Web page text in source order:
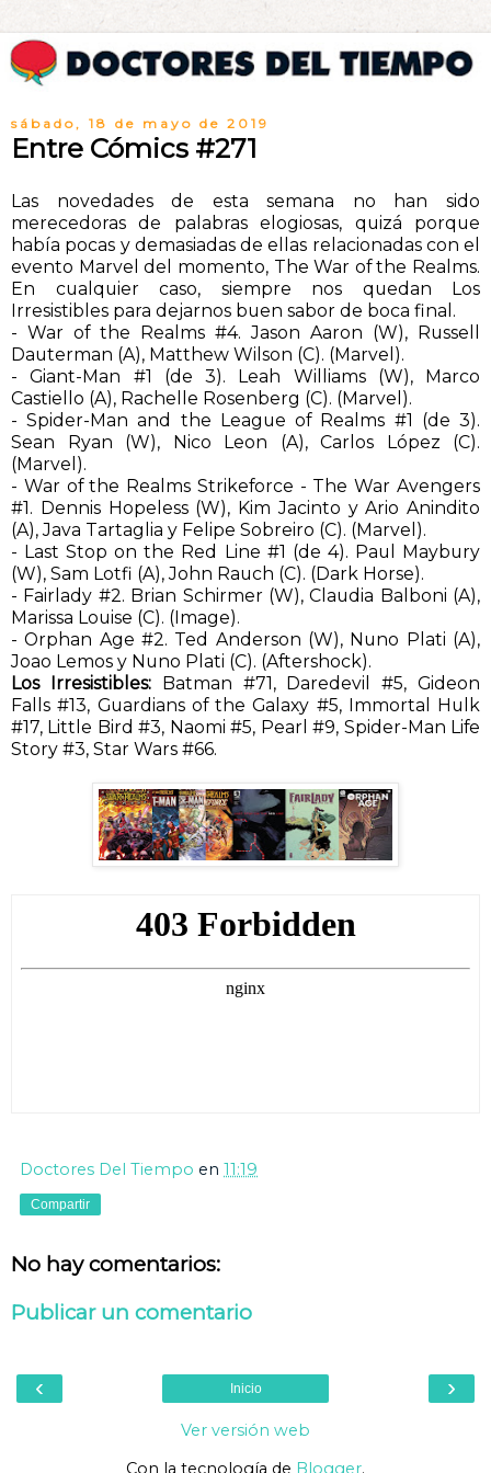
sábado, 18 de mayo de 2019
Entre Cómics #271
Las novedades de esta semana no han sido
merecedoras de palabras elogiosas, quizá porque
había pocas y demasiadas de ellas relacionadas con el
evento Marvel del momento, The War of the Realms.
En cualquier caso, siempre nos quedan Los
Irresistibles para dejarnos buen sabor de boca final.
- War of the Realms #4. Jason Aaron (W), Russell
Dauterman (A), Matthew Wilson (C). (Marvel).
- Giant-Man #1 (de 3). Leah Williams (W), Marco
Castiello (A), Rachelle Rosenberg (C). (Marvel).
- Spider-Man and the League of Realms #1 (de 3).
Sean Ryan (W), Nico Leon (A), Carlos López (C).
(Marvel).
- War of the Realms Strikeforce - The War Avengers
#1. Dennis Hopeless (W), Kim Jacinto y Ario Anindito
(A), Java Tartaglia y Felipe Sobreiro (C). (Marvel).
- Last Stop on the Red Line #1 (de 4). Paul Maybury
(W), Sam Lotfi (A), John Rauch (C). (Dark Horse).
- Fairlady #2. Brian Schirmer (W), Claudia Balboni (A),
Marissa Louise (C). (Image).
- Orphan Age #2. Ted Anderson (W), Nuno Plati (A),
Joao Lemos y Nuno Plati (C). (Aftershock).
Los Irresistibles:Batman #71, Daredevil #5, Gideon
Falls #13, Guardians of the Galaxy #5, Immortal Hulk
#17, Little Bird #3, Naomi #5, Pearl #9, Spider-Man Life
Story #3, Star Wars #66.
Doctores Del Tiempo en 11:19
Compartir
No hay comentarios:
Publicar un comentario
‹ ›
Inicio
Ver versión web
Con la tecnología de Blogger.